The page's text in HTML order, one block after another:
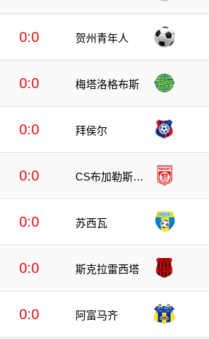
0:0 贺州青年人
0:0 梅塔洛格布斯
0:0 拜侯尔
0:0
CS布加勒斯特
0:0 苏西瓦
0:0 斯克拉雷西塔
0:0 阿富马齐